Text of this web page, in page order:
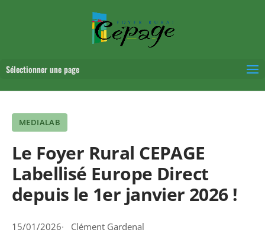
Sélectionner une page
MEDIALAB
Le Foyer Rural CEPAGE
Labellisé Europe Direct
depuis le 1er janvier 2026 !
15/01/2026 Clément Gardenal